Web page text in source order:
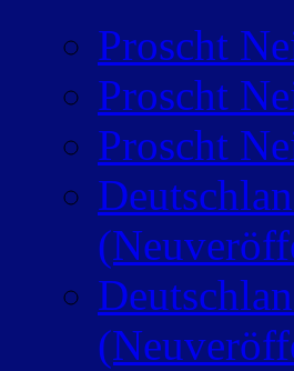
Proscht
Proscht
Proscht